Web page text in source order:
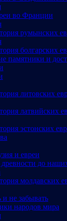
во Франции
румынских
болгарских
памятники и
литовских
латвийских
эстонских
и евреи
до
молдавских
не забывать
народов мира